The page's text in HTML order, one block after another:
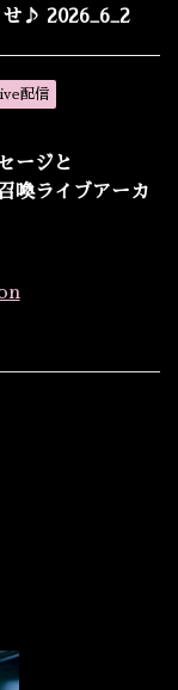
♪ 2026_6_2
配信
ージと
喚ライブアーカ